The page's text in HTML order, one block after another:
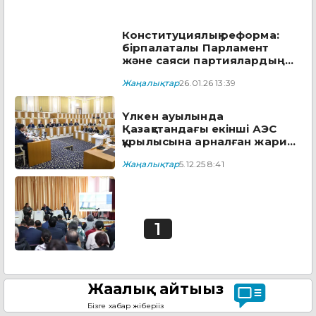
Конституциялық реформа:
бірпалаталы Парламент
және саяси партиялардың
Жаңалықтар26.01.26 13:39
Үлкен ауылында
Қазақстандағы екінші АЭС
құрылысына арналған жария
Жаңалықтар5.12.25 8:41
1
Жаңалық айтыңыз
Бізге хабар жіберіңіз